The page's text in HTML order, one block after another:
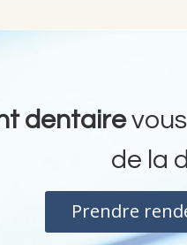
dentairevous
de la
Prendre